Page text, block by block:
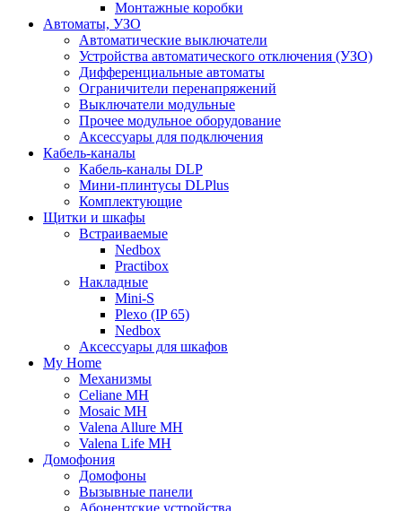
Монтажные коробки
Автоматы, УЗО
Автоматические выключатели
Устройства автоматического отключения (УЗО)
Дифференциальные автоматы
Ограничители перенапряжений
Выключатели модульные
Прочее модульное оборудование
Аксессуары для подключения
Кабель-каналы
Кабель-каналы DLP
Мини-плинтусы DLPlus
Комплектующие
Щитки и шкафы
Встраиваемые
Nedbox
Practibox
Накладные
Mini-S
Plexo (IP 65)
Nedbox
Аксессуары для шкафов
My Home
Механизмы
Celiane MH
Mosaic MH
Valena Allure MH
Valena Life MH
Домофония
Домофоны
Вызывные панели